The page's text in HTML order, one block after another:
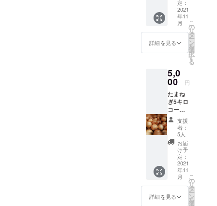
援を頂けた
ら嬉しいで
す。
メール
にてお
礼申し
上げま
す。 上
乗せ支
援大歓
定：
2021
年11
月
詳細を見る
こ
の
リ
タ
ー
ン
を
選
択
す
る
5,0
00 円
たまね
ぎ5キロ
コース
（総重
量にな
りま
す）
80cm
ダン
ボール5
キロに
なるよ
う詰め
まし
た。 玉
支援
者：
5人
お届
け予
定：
2021
年11
月
詳細を見る
こ
の
リ
タ
ー
ン
を
選